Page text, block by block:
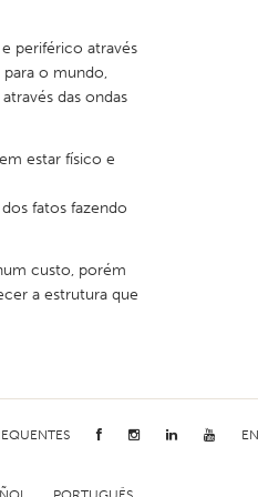
periférico através
o mundo,
das ondas
estar físico e
fatos fazendo
custo, porém
a estrutura que